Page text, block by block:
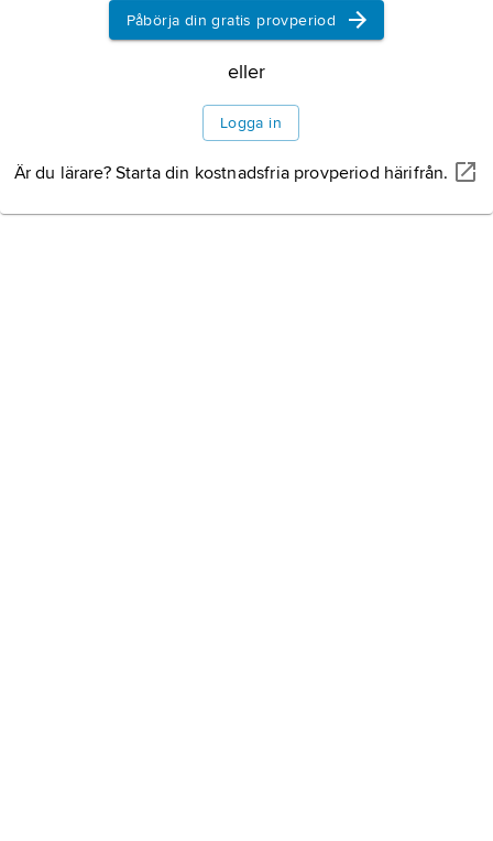
Påbörja din gratis provperiod
eller
Logga in
Är du lärare? Starta din kostnadsfria provperiod härifrån.